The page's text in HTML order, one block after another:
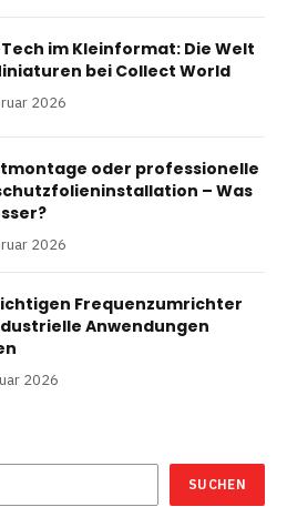
im Kleinformat: Die Welt
bei Collect World
2026
oder professionelle
– Was
2026
Frequenzumrichter
Anwendungen
2026
SUCHEN